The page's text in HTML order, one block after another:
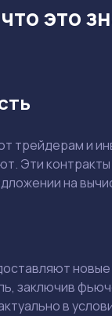
это
трейдерам и
Эти
на
заключив
в